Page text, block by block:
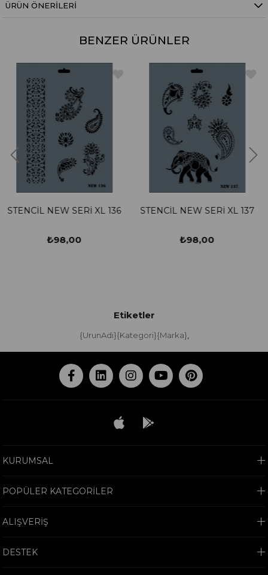
ÜRÜN ÖNERILERI
BENZER ÜRÜNLER
XL 136 STENCİL NEW SERİ XL 137 STENCİL NEW
Etiketler
{UrunAdi}{Kategori}{Marka},
KURUMSAL
POPÜLER KATEGORİLER
ALIŞVERİŞ
DESTEK